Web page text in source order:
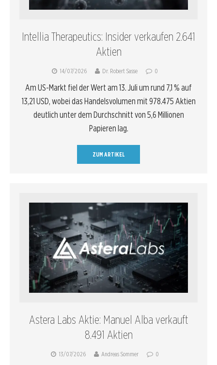
Intellia Therapeutics: Insider verkaufen 2.641
Aktien
14/07/2026 Dr. Robert Sasse 0
Am US-Markt fiel der Wert am 13. Juli um rund 7,1 % auf
13,21 USD, wobei das Handelsvolumen mit 978.475 Aktien
deutlich unter dem Durchschnitt von 5,6 Millionen
Papieren lag.
ZUM ARTIKEL
Astera Labs Aktie: Manuel Alba verkauft
8.491 Aktien
13/07/2026 Andreas Sommer 0